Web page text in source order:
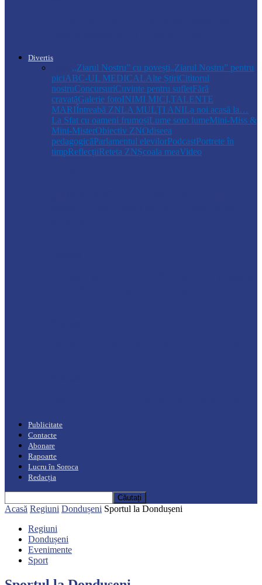
Divertis
,,Ziarul Nostru” cu povești„Ziarul Nostru” pentru
piciABC-UL MEDICALAlte ȘtiriCititorul
nostruConcursuriCuvinte pentru sufletFără
cravatăGalerie fotoINIMI MICI,TALENTE
MARIÎntreabă ZNLA MULŢI ANILa noi acasă la…
La Sfat cu oameni frumoșiLume soro lumeMini-Miss &
Mini-MisterObiectiv ZNOdiseea
pedagogicăParlamentul elevilorPodcastPortrete în
timpReflecțiiReteta ZNȘcoala meaVideo
Publicitate
Contacte
Abonare
Rapoarte
Lucru în Soroca
Redacția
Acasă Regiuni Dondușeni Sportul la Dondușeni
Regiuni
Dondușeni
Evenimente
Sport